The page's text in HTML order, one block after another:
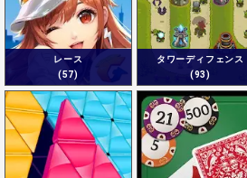
レース
(57)
タワーディフェンス
(93)